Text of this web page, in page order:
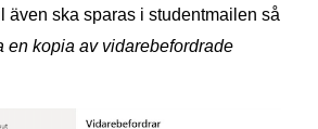
även ska sparas i studentmailen så
en kopia av vidarebefordrade